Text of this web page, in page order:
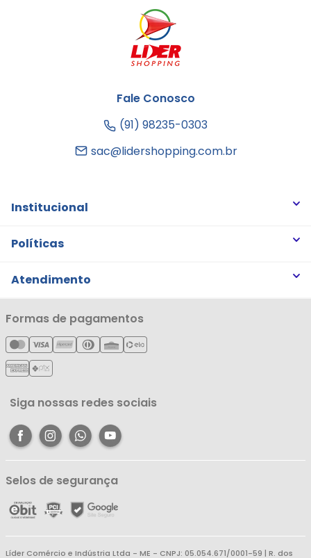
Fale Conosco
(91) 98235-0303
sac@lidershopping.com.br
Institucional
Quem somos
Notícias
Cartão Líderzan
Políticas
Trocas e Devoluções
Política de Privacidade
Política de Entrega
Política de Reembolso
Atendimento
Minha Conta
Meus Pedidos
Meus Favoritos
Central de Atendimento
Formas de pagamentos
Siga nossas redes sociais
Selos de segurança
Líder Comércio e Indústria Ltda - ME - CNPJ: 05.054.671/0001-59 | R. dos